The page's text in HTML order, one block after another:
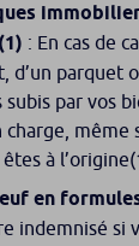
(1) : En cas de
d’un parquet
subis par vos
même
à l’origine
en
indemnisé si